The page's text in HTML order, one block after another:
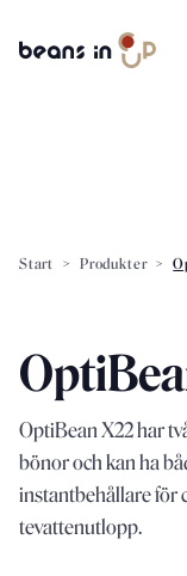
Start > Produkter >
OptiBeanX22har
bönoroch kanha
instantbehållareför
tevattenutlopp.